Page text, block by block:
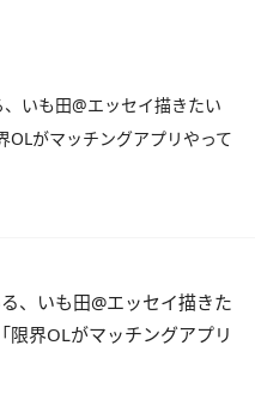
いも田@エッセイ描きたい
がマッチングアプリやって
、いも田@エッセイ描きた
界OLがマッチングアプリ